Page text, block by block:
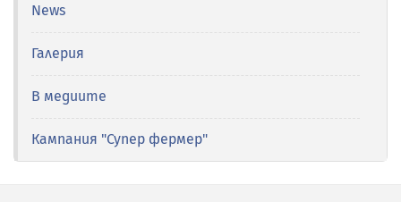
News
Галерия
В медиите
Кампания "Супер фермер"